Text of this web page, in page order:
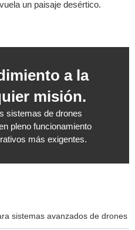
a la
misión.
sistemas de drones
pleno funcionamiento
más exigentes.
sistemas avanzados de drones